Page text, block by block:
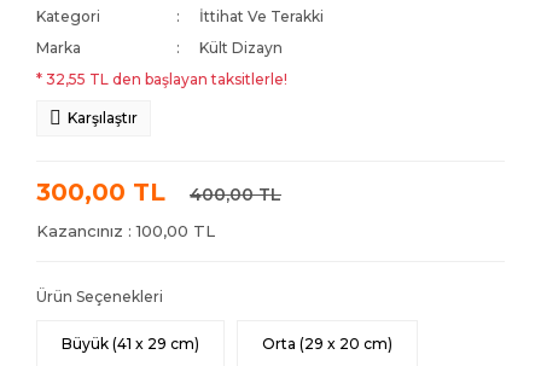
Kategori
İttihat Ve Terakki
Marka
Kült Dizayn
* 32,55 TL den başlayan taksitlerle!
Karşılaştır
300,00 TL 400,00 TL
Kazancınız : 100,00 TL
Ürün Seçenekleri
Büyük (41 x 29 cm) Orta (29 x 20 cm)